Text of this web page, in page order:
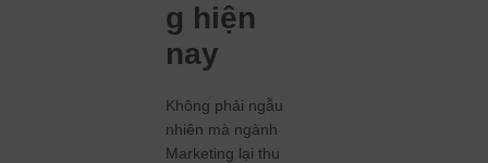
g hiện
nay
Không phải ngẫu
nhiên mà ngành
Marketing lại thu